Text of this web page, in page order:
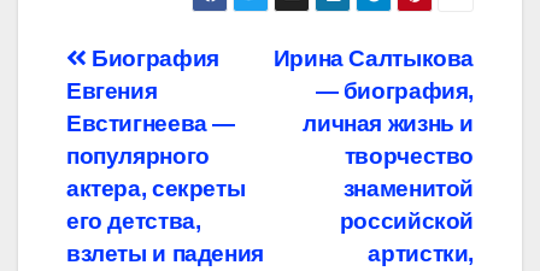
Навигация
по
записям
Ирина Салтыкова
— биография,
личная жизнь и
творчество
знаменитой
российской
артистки,
Биография
Евгения
Евстигнеева —
популярного
актера, секреты
его детства,
взлеты и падения